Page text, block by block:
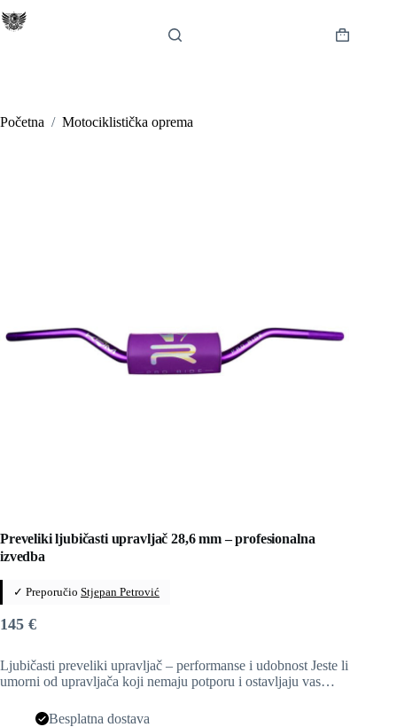
na
Košarica
Početna / Motociklistička oprema
Preveliki ljubičasti upravljač 28,6 mm – profesionalna
izvedba
✓ Preporučio Stjepan Petrović
145 €
Ljubičasti preveliki upravljač – performanse i udobnost Jeste li
umorni od upravljača koji nemaju potporu i ostavljaju vas…
Besplatna dostava